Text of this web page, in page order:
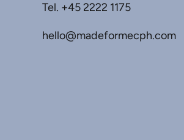
Tel. +45 2222 1175
hello@madeformecph.com